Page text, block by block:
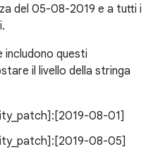
del 05-08-2019 e a tutti i
includono questi
il livello della stringa
08-01]
08-05]